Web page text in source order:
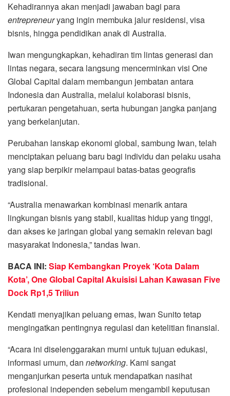
Kehadirannya akan menjadi jawaban bagi para
entrepreneuryang ingin membuka jalur residensi, visa
bisnis, hingga pendidikan anak di Australia.
Iwan mengungkapkan, kehadiran tim lintas generasi dan
lintas negara, secara langsung mencerminkan visi One
Global Capital dalam membangun jembatan antara
Indonesia dan Australia, melalui kolaborasi bisnis,
pertukaran pengetahuan, serta hubungan jangka panjang
yang berkelanjutan.
Perubahan lanskap ekonomi global, sambung Iwan, telah
menciptakan peluang baru bagi individu dan pelaku usaha
yang siap berpikir melampaui batas-batas geografis
tradisional.
“Australia menawarkan kombinasi menarik antara
lingkungan bisnis yang stabil, kualitas hidup yang tinggi,
dan akses ke jaringan global yang semakin relevan bagi
masyarakat Indonesia,” tandas Iwan.
BACA INI: Siap Kembangkan Proyek ‘Kota Dalam
Kota’, One Global Capital Akuisisi Lahan Kawasan Five
Dock Rp1,5 Triliun
Kendati menyajikan peluang emas, Iwan Sunito tetap
mengingatkan pentingnya regulasi dan ketelitian finansial.
“Acara ini diselenggarakan murni untuk tujuan edukasi,
informasi umum, dan networking. Kami sangat
menganjurkan peserta untuk mendapatkan nasihat
profesional independen sebelum mengambil keputusan